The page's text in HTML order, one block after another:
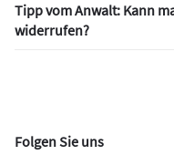
Tipp vom Anwalt: Kann
widerrufen?
Folgen Sie uns